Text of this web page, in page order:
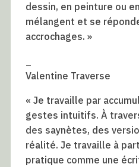
dessin, en peinture ou
mélangent et se
accrochages. »
Valentine Traverse
« Je travaille par
gestes intuitifs. À
des saynètes, des
réalité. Je travaille à
pratique comme une